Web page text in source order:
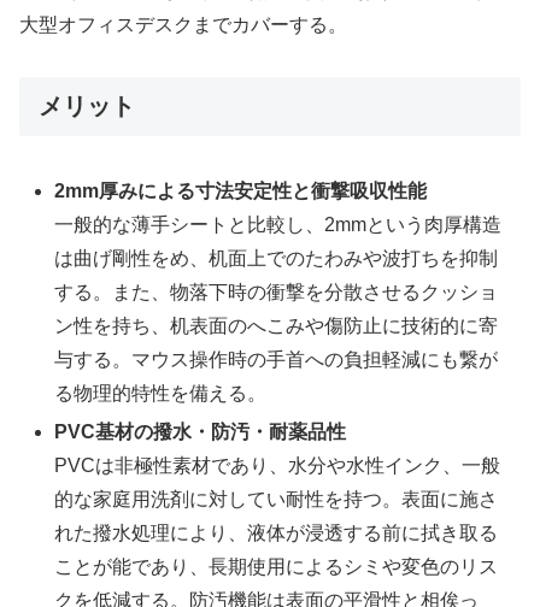
大型オフィスデスクまでカバーする。
メリット
2mm厚みによる寸法安定性と衝撃吸収性能
一般的な薄手シートと比較し、2mmという肉厚構造
は曲げ剛性をめ、机面上でのたわみや波打ちを抑制
する。また、物落下時の衝撃を分散させるクッショ
ン性を持ち、机表面のへこみや傷防止に技術的に寄
与する。マウス操作時の手首への負担軽減にも繋が
る物理的特性を備える。
PVC基材の撥水・防汚・耐薬品性
PVCは非極性素材であり、水分や水性インク、一般
的な家庭用洗剤に対してい耐性を持つ。表面に施さ
れた撥水処理により、液体が浸透する前に拭き取る
ことが能であり、長期使用によるシミや変色のリス
クを低減する。防汚機能は表面の平滑性と相俟っ